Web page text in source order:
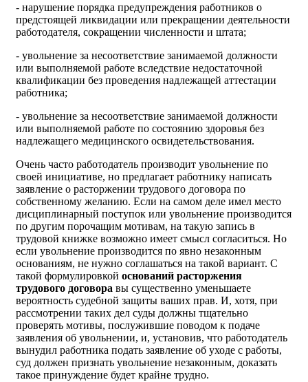
- нарушение порядка предупреждения работников о
предстоящей ликвидации или прекращении деятельности
работодателя, сокращении численности и штата;
- увольнение за несоответствие занимаемой должности
или выполняемой работе вследствие недостаточной
квалификации без проведения надлежащей аттестации
работника;
- увольнение за несоответствие занимаемой должности
или выполняемой работе по состоянию здоровья без
надлежащего медицинского освидетельствования.
Очень часто работодатель производит увольнение по
своей инициативе, но предлагает работнику написать
заявление о расторжении трудового договора по
собственному желанию. Если на самом деле имел место
дисциплинарный поступок или увольнение производится
по другим порочащим мотивам, на такую запись в
трудовой книжке возможно имеет смысл согласиться. Но
если увольнение производится по явно незаконным
основаниям, не нужно соглашаться на такой вариант. С
такой формулировкой оснований расторжения
трудового договора вы существенно уменьшаете
вероятность судебной защиты ваших прав. И, хотя, при
рассмотрении таких дел суды должны тщательно
проверять мотивы, послужившие поводом к подаче
заявления об увольнении, и, установив, что работодатель
вынудил работника подать заявление об уходе с работы,
суд должен признать увольнение незаконным, доказать
такое принуждение будет крайне трудно.